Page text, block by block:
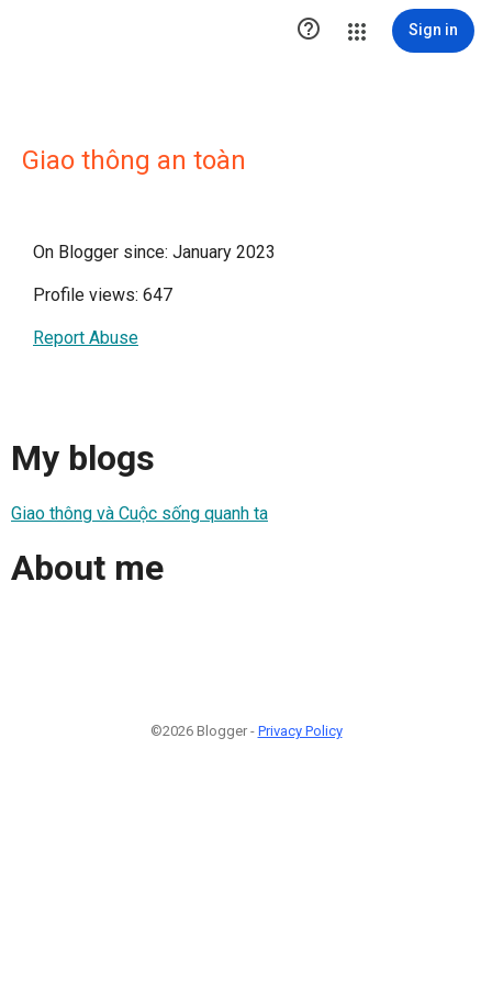
 Sign in
Giao thông an toàn
On Blogger since: January 2023
Profile views: 647
Report Abuse
My blogs
Giao thông và Cuộc sống quanh ta
About me
©2026 Blogger - Privacy Policy